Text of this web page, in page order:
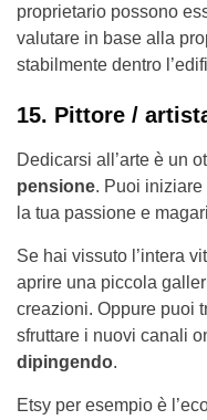
proprietario possono
valutare in base alla
stabilmente dentro
15. Pittore /
Dedicarsi all’arte è un
pensione. Puoi
la tua passione e
Se hai vissuto l’intera
aprire una piccola
creazioni. Oppure puoi
sfruttare i nuovi canali
dipingendo.
Etsy per esempio è